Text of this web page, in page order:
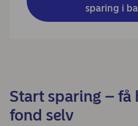
sparing i
Start sparing – få
fond selv